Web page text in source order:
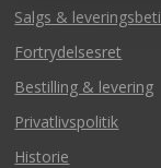
Salgs &
Fortrydelsesret
Bestilling & levering
Privatlivspolitik
Historie